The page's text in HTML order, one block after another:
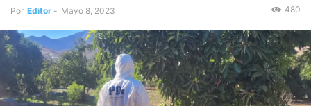
Por Editor - Mayo 8, 2023 480